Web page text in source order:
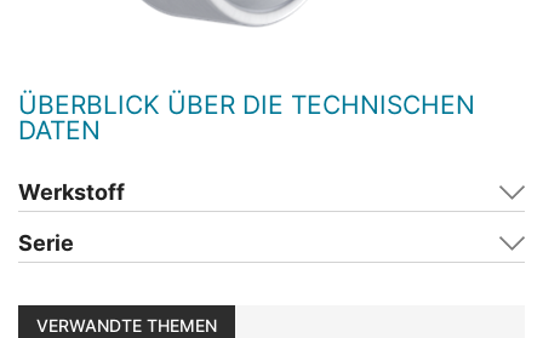
ÜBERBLICK ÜBER DIE TECHNISCHEN
DATEN
Werkstoff
Serie
VERWANDTE THEMEN